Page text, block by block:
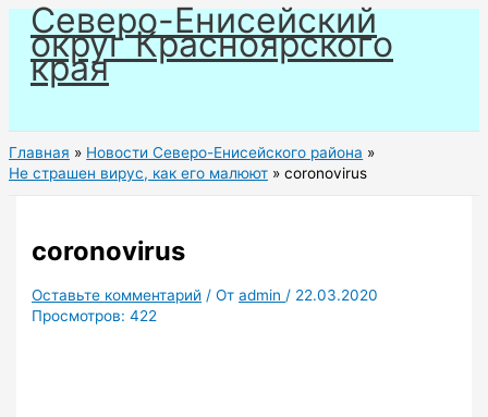
Перейти
содержимому
Северо-Енисейский
округ Красноярского
края
Главная
Новости Северо-Енисейского района
Не страшен вирус, как его малюют
coronovirus
coronovirus
Оставьте комментарий / Отadmin / 22.03.2020
Просмотров: 422